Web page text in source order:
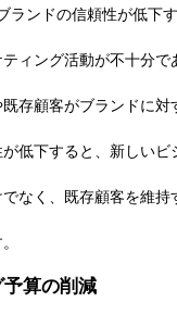
ランドの信頼性が低下
ィング活動が不十分で
存顧客がブランドに対
低下すると、新しいビ
なく、既存顧客を維持
算の削減